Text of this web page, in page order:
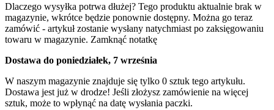
Dlaczego wysyłka potrwa dłużej? Tego produktu aktualnie brak w
magazynie, wkrótce będzie ponownie dostępny. Można go teraz
zamówić - artykuł zostanie wysłany natychmiast po zaksięgowaniu
towaru w magazynie. Zamknąć notatkę
Dostawa do poniedziałek, 7 września
W naszym magazynie znajduje się tylko 0 sztuk tego artykułu.
Dostawa jest już w drodze! Jeśli złożysz zamówienie na więcej
sztuk, może to wpłynąć na datę wysłania paczki.